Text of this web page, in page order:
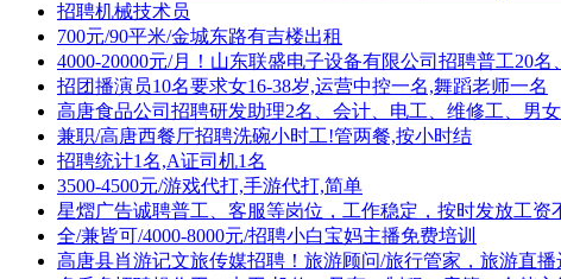
招聘机械技术员
700元/90平米/金城东路有吉楼出租
4000-20000元/月！山东联盛电子设备有限公司招聘普工20
招团播演员10名要求女16-38岁,运营中控一名,舞蹈老师一名
高唐食品公司招聘研发助理2名、会计、电工、维修工、男
兼职/高唐西餐厅招聘洗碗小时工!管两餐,按小时结
招聘统计1名,A证司机1名
3500-4500元/游戏代打,手游代打,简单
星熠广告诚聘普工、客服等岗位，工作稳定，按时发放工
全/兼皆可/4000-8000元/招聘小白宝妈主播免费培训
高唐县肖游记文旅传媒招聘！旅游顾问/旅行管家，旅游直